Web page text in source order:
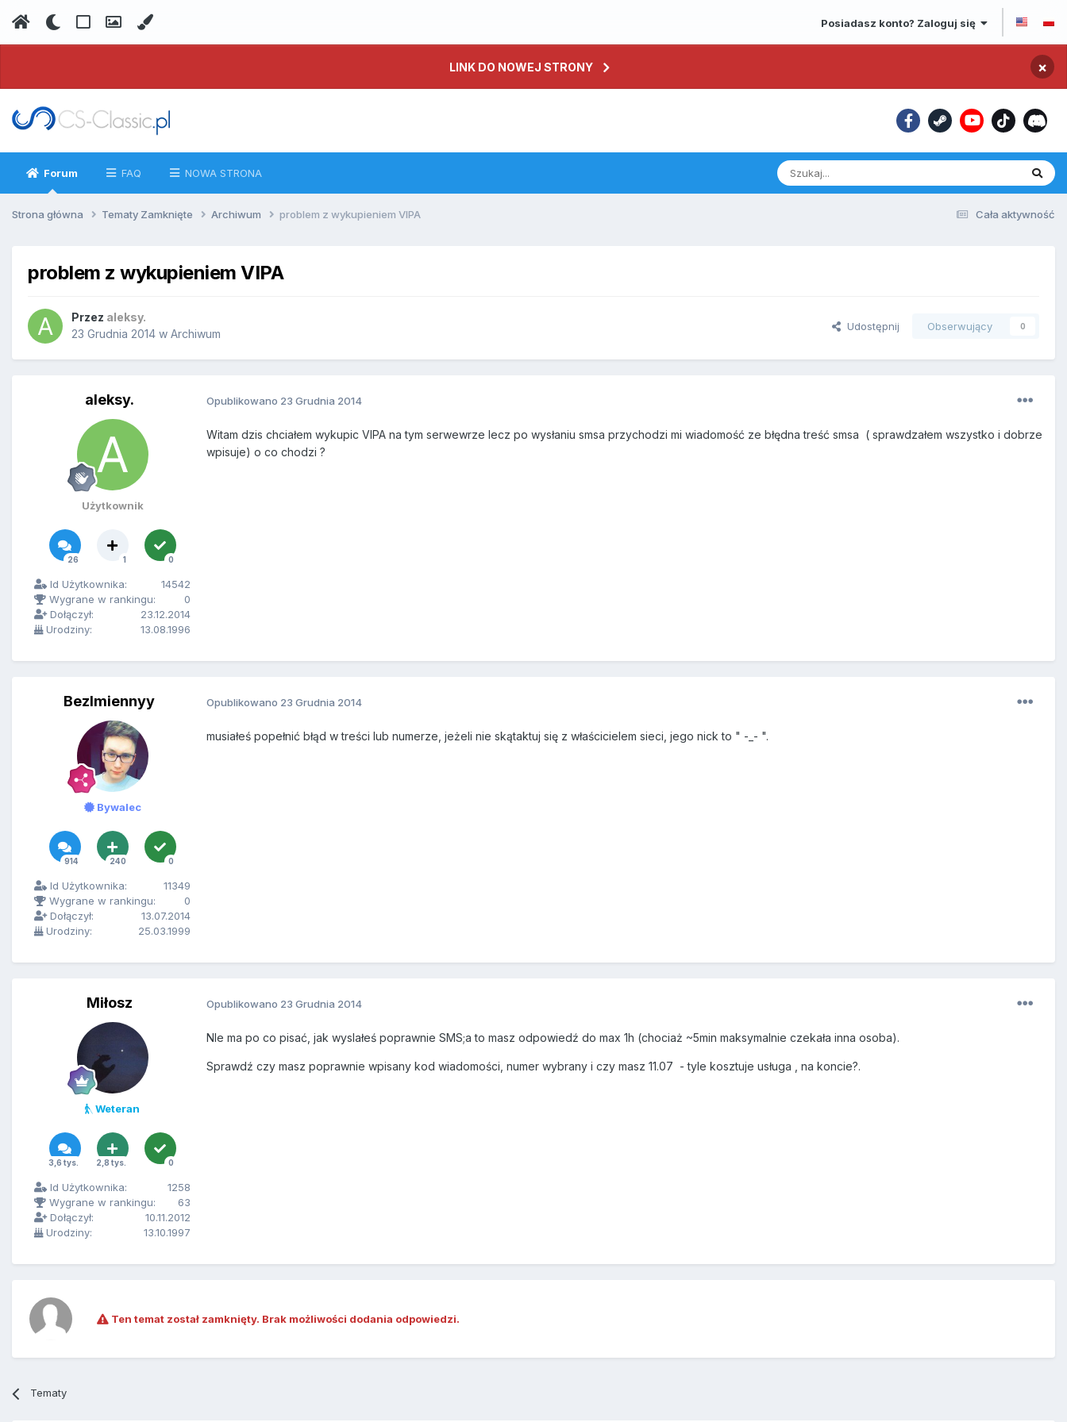
Posiadasz konto? Zaloguj się
LINK DO NOWEJ STRONY ×
Forum FAQ NOWA STRONA
Cała aktywność
Strona główna Tematy Zamknięte Archiwum problem z wykupieniem VIPA
problem z wykupieniem VIPA
Przez aleksy.
23 Grudnia 2014 w Archiwum
Udostępnij Obserwujący 0
aleksy.
Użytkownik
26 1 0
Id Użytkownika:
14542
Wygrane w rankingu:
0
Dołączył:
23.12.2014
Urodziny:
13.08.1996
Opublikowano 23 Grudnia 2014
Witam dzis chciałem wykupic VIPA na tym serwewrze lecz po wysłaniu smsa przychodzi mi wiadomość ze błędna treść smsa ( sprawdzałem wszystko i dobrze
wpisuje) o co chodzi ?
BezImiennyy
Bywalec
914 240 0
Id Użytkownika:
11349
Wygrane w rankingu:
0
Dołączył:
13.07.2014
Urodziny:
25.03.1999
Opublikowano 23 Grudnia 2014
musiałeś popełnić błąd w treści lub numerze, jeżeli nie skątaktuj się z właścicielem sieci, jego nick to " -_- ".
Miłosz
Weteran
3,6 tys. 2,8 tys. 0
Id Użytkownika:
1258
Wygrane w rankingu:
63
Dołączył:
10.11.2012
Urodziny:
13.10.1997
Opublikowano 23 Grudnia 2014
NIe ma po co pisać, jak wyslałeś poprawnie SMS;a to masz odpowiedź do max 1h (chociaż ~5min maksymalnie czekała inna osoba).
Sprawdź czy masz poprawnie wpisany kod wiadomości, numer wybrany i czy masz 11.07 - tyle kosztuje usługa , na koncie?.
Ten temat został zamknięty. Brak możliwości dodania odpowiedzi.
Tematy